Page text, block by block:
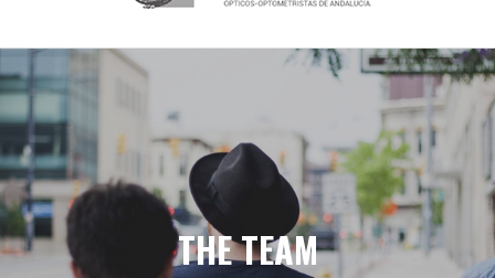
THE TEAM